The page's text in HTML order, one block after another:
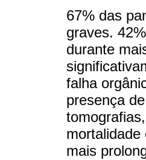
67% das
graves.
durante
falha
presença
mais